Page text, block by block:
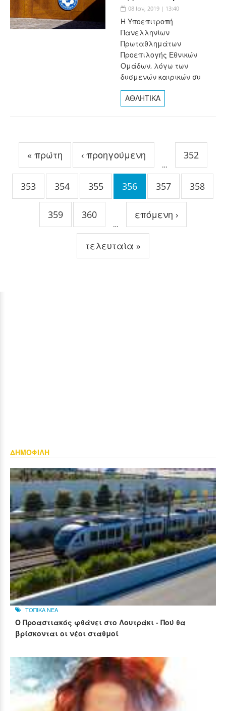
08 Ιαν, 2019 | 13:40
Η Υποεπιτροπή
Πανελληνίων
Πρωταθλημάτων
Προεπιλογής Εθνικών
Ομάδων, λόγω των
δυσμενών καιρικών συ
ΑΘΛΗΤΙΚΑ
« πρώτη ‹ προηγούμενη
…
352
353 354 355 356 357 358
359 360
…
επόμενη ›
τελευταία »
ΔΗΜΟΦΙΛΗ
ΤΟΠΙΚΑ ΝΕΑ
Ο Προαστιακός φθάνει στο Λουτράκι - Πού θα
βρίσκονται οι νέοι σταθμοί